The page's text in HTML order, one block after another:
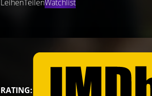
LeihenTeilenWatchlist
RATING: